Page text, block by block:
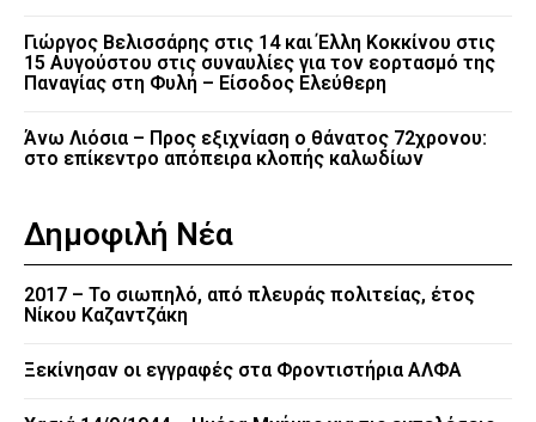
Γιώργος Βελισσάρης στις 14 και Έλλη Κοκκίνου στις
15 Αυγούστου στις συναυλίες για τον εορτασμό της
Παναγίας στη Φυλή – Είσοδος Ελεύθερη
Άνω Λιόσια – Προς εξιχνίαση ο θάνατος 72χρονου:
στο επίκεντρο απόπειρα κλοπής καλωδίων
Δημοφιλή Νέα
2017 – Το σιωπηλό, από πλευράς πολιτείας, έτος
Νίκου Καζαντζάκη
Ξεκίνησαν οι εγγραφές στα Φροντιστήρια ΑΛΦΑ